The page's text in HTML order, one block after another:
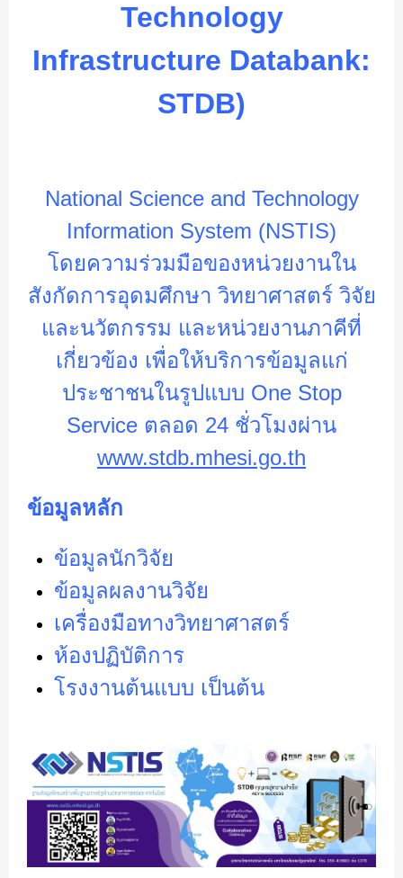
Technology
Infrastructure Databank:
STDB)
National Science and Technology
Information System (NSTIS)
โดยความร่วมมือของหน่วยงานใน
สังกัดการอุดมศึกษา วิทยาศาสตร์ วิจัย
และนวัตกรรม และหน่วยงานภาคีที่
เกี่ยวข้อง เพื่อให้บริการข้อมูลแก่
ประชาชนในรูปแบบ One Stop
Service ตลอด 24 ชั่วโมงผ่าน
www.stdb.mhesi.go.th
ข้อมูลหลัก
ข้อมูลนักวิจัย
ข้อมูลผลงานวิจัย
เครื่องมือทางวิทยาศาสตร์
ห้องปฏิบัติการ
โรงงานต้นแบบ เป็นต้น